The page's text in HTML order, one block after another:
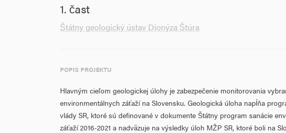
1. čast
Štátny geologický ústav Dionýza Štúra
POPIS PROJEKTU
Hlavným cieľom geologickej úlohy je zabezpečenie monitorovania
environmentálnych záťaží na Slovensku. Geologická úloha napĺňa
vlády SR, ktoré sú definované v dokumente Štátny program sanácie
záťaží 2016-2021 a nadväzuje na výsledky úloh MŽP SR, ktoré boli na